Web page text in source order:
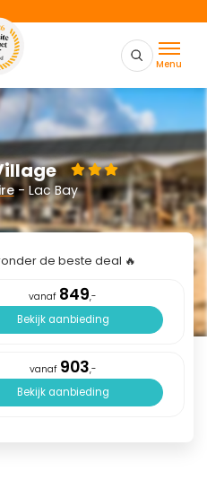
Menu
- Lac Bay
de beste deal 🔥
vanaf 849,-
Bekijk aanbieding
vanaf 903,-
Bekijk aanbieding